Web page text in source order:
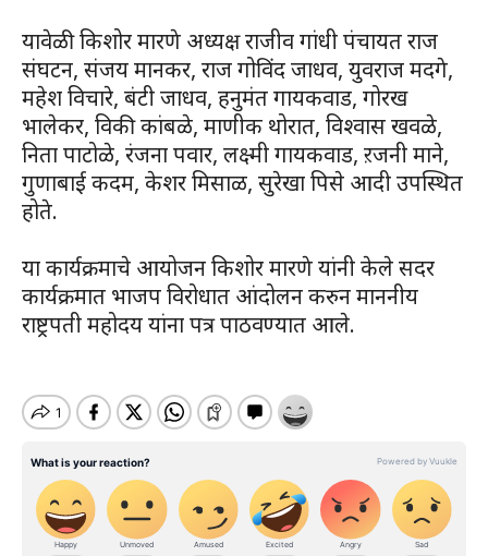
यावेळी किशोर मारणे अध्यक्ष राजीव गांधी पंचायत राज
संघटन, संजय मानकर, राज गोविंद जाधव, युवराज मदगे,
महेश विचारे, बंटी जाधव, हनुमंत गायकवाड, गोरख
भालेकर, विकी कांबळे, माणीक थोरात, विश्वास खवळे,
निता पाटोळे, रंजना पवार, लक्ष्मी गायकवाड, ऱजनी माने,
गुणाबाई कदम, केशर मिसाळ, सुरेखा पिसे आदी उपस्थित
होते.
या कार्यक्रमाचे आयोजन किशोर मारणे यांनी केले सदर
कार्यक्रमात भाजप विरोधात आंदोलन करुन माननीय
राष्ट्रपती महोदय यांना पत्र पाठवण्यात आले.